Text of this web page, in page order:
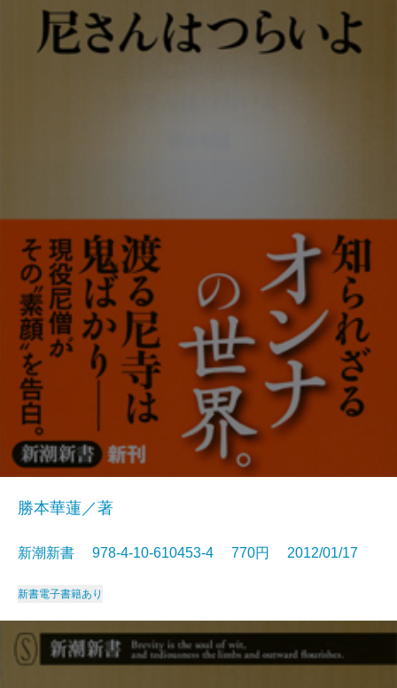
勝本華蓮／著
新潮新書 978-4-10-610453-4 770円 2012/01/17
新書電子書籍あり